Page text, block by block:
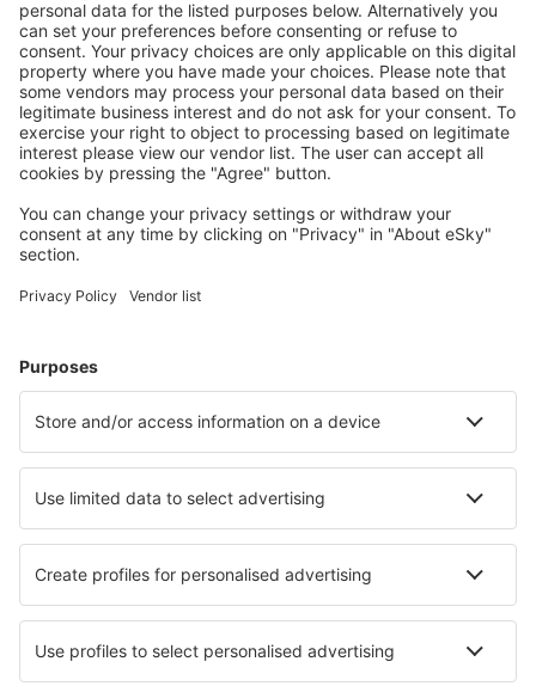
Uslovi rezervacije
više sati
Cijena po osobi u oba pravca:
396 EUR
1 Provjerite ponudu
Odlazak
13:05
13:05 19:05 6h detalji
Povratak
2 presjedanja
11:55 15:40
14:35 15:40 25h 5min
detalji
Cijena karata s aerodromskim taksama (bez naknade za uslugu od32
EURpo putniku)
Uslovi rezervacije